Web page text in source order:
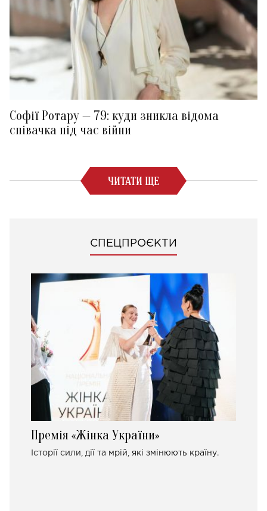
Софії Ротару — 79: куди зникла відома
співачка під час війни
ЧИТАТИ ЩЕ
СПЕЦПРОЄКТИ
Премія «Жінка України»
Історії сили, дії та мрій, які змінюють країну.